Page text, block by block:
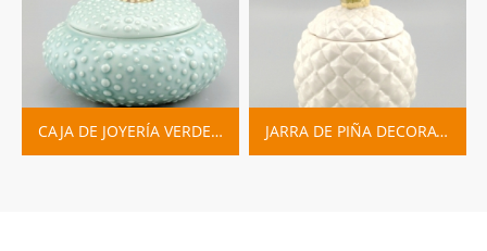
CAJA DE JOYERÍA VERDE CERÁMICA DE ERIZO DE MAR JARRA DE PIÑA DECORATIVA BLANCA CERÁMICA CON TAPA DORADA